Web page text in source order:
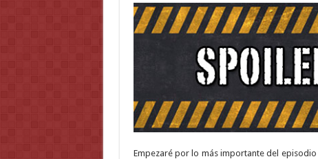
Empezaré por lo más importante del